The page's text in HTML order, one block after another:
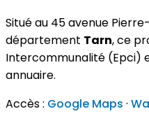
Situé au 45 avenue
département Tarn, ce
Intercommunalité (Epci)
annuaire.
Accès : Google Maps ·